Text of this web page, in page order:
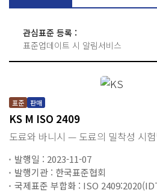
관심표준 등록 :
표준업데이트 시 알림서비스
표준 판매
KS M ISO 2409
도료와 바니시 — 도료의 밀착성 시
발행일 : 2023-11-07
발행기관 : 한국표준협회
국제표준 부합화 : ISO